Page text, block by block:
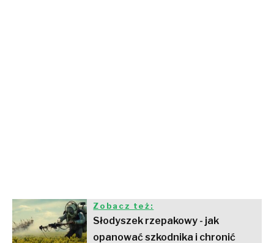
Zobacz też:
Słodyszek rzepakowy - jak
opanować szkodnika i chronić